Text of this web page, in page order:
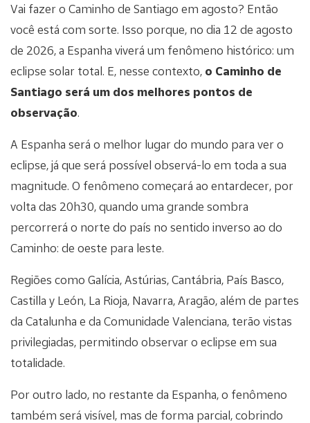
Vai fazer o Caminho de Santiago em agosto? Então
você está com sorte. Isso porque, no dia 12 de agosto
de 2026, a Espanha viverá um fenômeno histórico: um
eclipse solar total. E, nesse contexto, o Caminho de
Santiago será um dos melhores pontos de
observação.
A Espanha será o melhor lugar do mundo para ver o
eclipse, já que será possível observá-lo em toda a sua
magnitude. O fenômeno começará ao entardecer, por
volta das 20h30, quando uma grande sombra
percorrerá o norte do país no sentido inverso ao do
Caminho: de oeste para leste.
Regiões como Galícia, Astúrias, Cantábria, País Basco,
Castilla y León, La Rioja, Navarra, Aragão, além de partes
da Catalunha e da Comunidade Valenciana, terão vistas
privilegiadas, permitindo observar o eclipse em sua
totalidade.
Por outro lado, no restante da Espanha, o fenômeno
também será visível, mas de forma parcial, cobrindo